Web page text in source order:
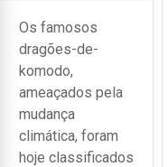
Os famosos
dragões-de-
komodo,
ameaçados pela
mudança
climática, foram
hoje classificados